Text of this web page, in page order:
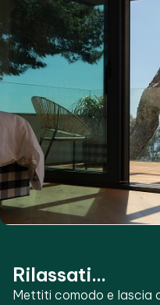
Rilassati...
Mettiti comodo e lascia